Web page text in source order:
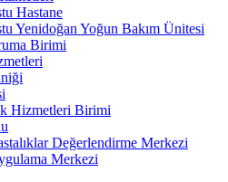
Hastane
Yenidoğan Yoğun Bakım Ünitesi
Birimi
Hizmetleri Birimi
Değerlendirme Merkezi
Merkezi